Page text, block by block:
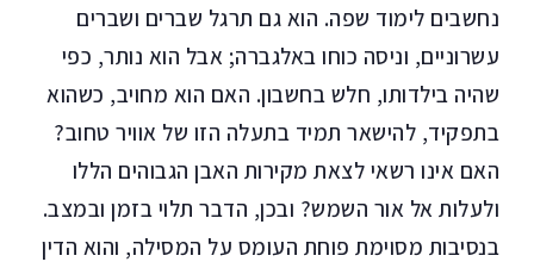
נחשבים לימוד שפה. הוא גם תרגל שברים ושברים
עשרוניים, וניסה כוחו באלגברה; אבל הוא נותר, כפי
שהיה בילדותו, חלש בחשבון. האם הוא מחויב, כשהוא
בתפקיד, להישאר תמיד בתעלה הזו של אוויר טחוב?
האם אינו רשאי לצאת מקירות האבן הגבוהים הללו
ולעלות אל אור השמש? ובכן, הדבר תלוי בזמן ובמצב.
בנסיבות מסוימת פוחת העומס על המסילה, והוא הדין